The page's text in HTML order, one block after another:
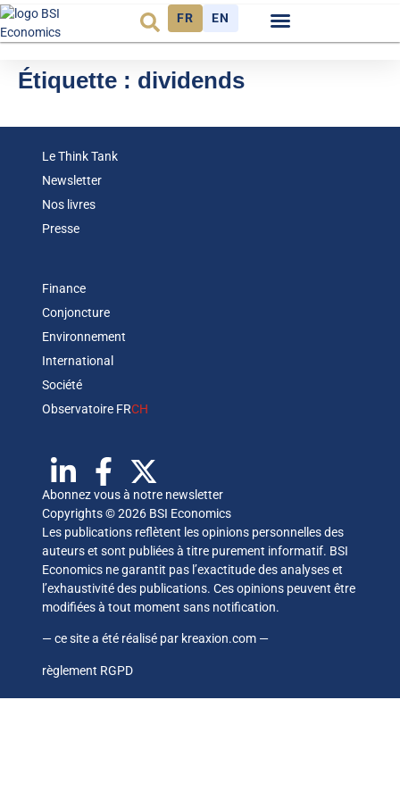
FR EN
Étiquette : dividends
Le Think Tank
Newsletter
Nos livres
Presse
Finance
Conjoncture
Environnement
International
Société
Observatoire FRCH
Abonnez vous à notre newsletter
Copyrights © 2026 BSI Economics
Les publications reflètent les opinions personnelles des
auteurs et sont publiées à titre purement informatif. BSI
Economics ne garantit pas l’exactitude des analyses et
l’exhaustivité des publications. Ces opinions peuvent être
modifiées à tout moment sans notification.
— ce site a été réalisé par kreaxion.com —
règlement RGPD